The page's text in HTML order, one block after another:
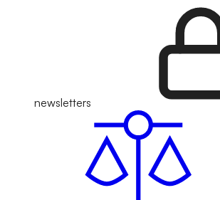
newsletters